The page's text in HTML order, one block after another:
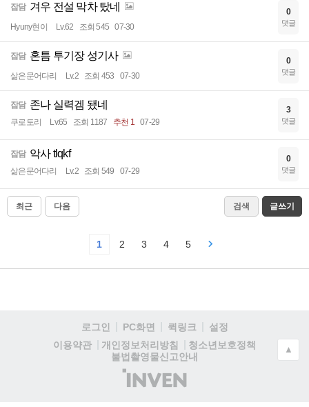
잡담 겨우 전설 막차 탔네
Hyuny현이 Lv.62 조회 545 07-30
0
댓글
잡담 혼틈 투기장 성기사
삶은문어다리 Lv.2 조회 453 07-30
0
댓글
잡담 존나 실력겜 됐네
쿠로토리 Lv.65 조회 1187 추천 1 07-29
3
댓글
잡담 악사 tlqkf
삶은문어다리 Lv.2 조회 549 07-29
0
댓글
최근 다음 검색 글쓰기
1 2 3 4 5
로그인 PC화면 퀵링크
설정
이용약관
개인정보처리방침
청소년보호정책
불법촬영물신고안내
(주)
인
▲